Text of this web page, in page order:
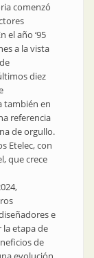
comenzó
el año ‘95
a la vista
diez
también en
referencia
de orgullo.
Etelec, con
que crece
e
etapa de
de